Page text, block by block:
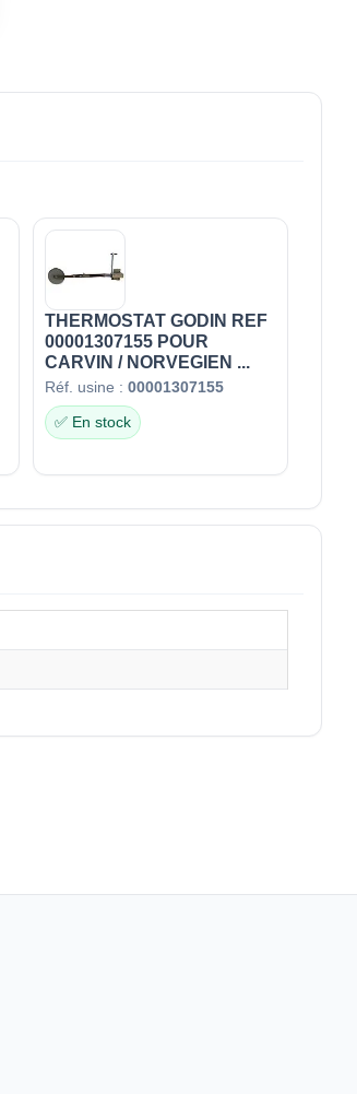
THERMOSTAT GODIN REF
00001307155 POUR
CARVIN / NORVEGIEN ...
Réf. usine : 00001307155
✅ En stock